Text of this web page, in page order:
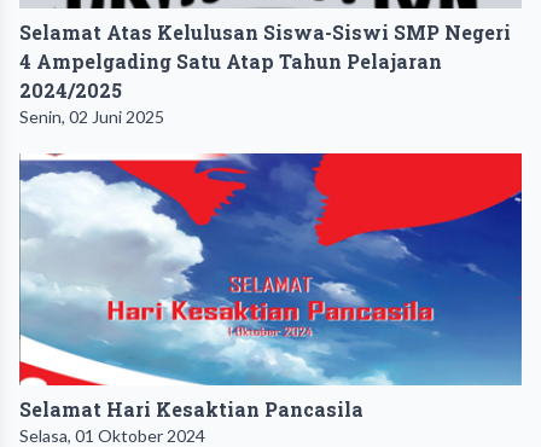
Selamat Atas Kelulusan Siswa-Siswi SMP Negeri
4 Ampelgading Satu Atap Tahun Pelajaran
2024/2025
Senin, 02 Juni 2025
Selamat Hari Kesaktian Pancasila
Selasa, 01 Oktober 2024